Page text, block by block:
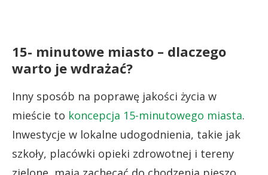
15- minutowe miasto – dlaczego
warto je wdrażać?
Inny sposób na poprawę jakości życia w
mieście to koncepcja 15-minutowego miasta.
Inwestycje w lokalne udogodnienia, takie jak
szkoły, placówki opieki zdrowotnej i tereny